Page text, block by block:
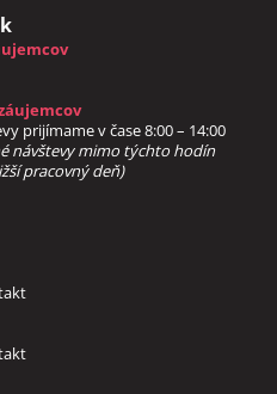
prijímame v čase 8:00 – 14:00
návštevy mimo týchto hodín
pracovný deň)